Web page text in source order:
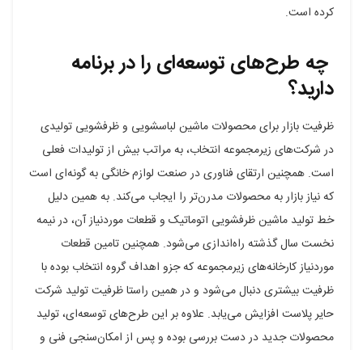
کرده است.
چه طرح‌های توسعه‌ای را در برنامه
دارید؟
ظرفیت بازار برای محصولات ماشین لباسشویی و ظرفشویی تولیدی
در شرکت‌های زیرمجموعه انتخاب، به مراتب بیش از تولیدات فعلی
است. همچنین ارتقای فناوری در صنعت لوازم خانگی به گونه‌ای است
که نیاز بازار به محصولات مدرن‌تر را ایجاب می‌کند. به همین دلیل
خط تولید ماشین ظرفشویی اتوماتیک و قطعات موردنیاز آن، در نیمه
نخست سال گذشته راه‌اندازی می‌شود. همچنین تامین قطعات
مورد‌نیاز کارخانه‌های زیرمجموعه که جزو اهداف گروه انتخاب بوده با
ظرفیت بیشتری دنبال می‌شود و در همین راستا ظرفیت تولید شرکت
حایر پلاست افزایش می‌یابد. علاوه بر این طرح‌های توسعه‌ای، تولید
محصولات جدید در دست بررسی بوده و پس از امکان‌سنجی فنی و